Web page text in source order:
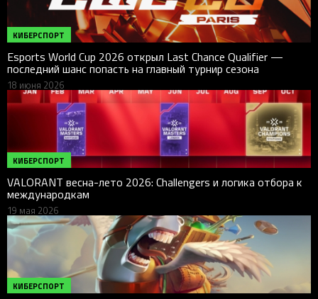
КИБЕРСПОРТ
Esports World Cup 2026 открыл Last Chance Qualifier —
последний шанс попасть на главный турнир сезона
18 июня 2026
КИБЕРСПОРТ
VALORANT весна-лето 2026: Challengers и логика отбора к
международкам
19 мая 2026
КИБЕРСПОРТ